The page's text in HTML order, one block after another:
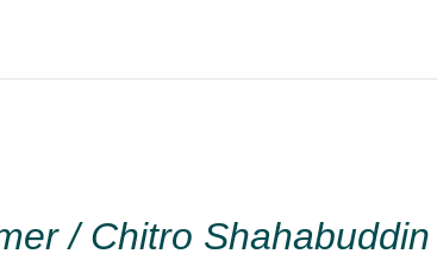
/ Chitro Shahabuddin